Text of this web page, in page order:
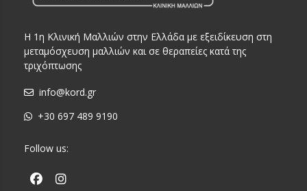
Η 1η Κλινική Μαλλιών στην Ελλάδα με εξειδίκευση στη
μεταμόσχευση μαλλιών και σε θεραπείες κατά της
τριχόπτωσης
info@kord.gr
+30 697 489 9190
Follow us: